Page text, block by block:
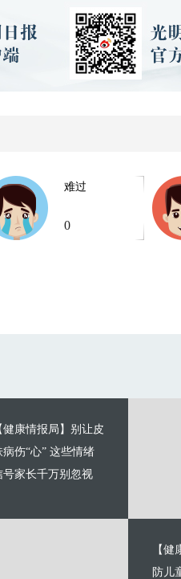
难过
0
健康情报局】别让皮
病伤“心” 这些情绪
号家长千万别忽视
【
防儿